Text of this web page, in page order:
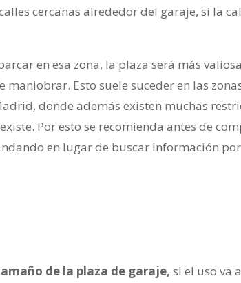
cercanas alrededor del garaje, si la
en esa zona, la plaza será más
Esto suele suceder en las
donde además existen muchas
Por esto se recomienda antes de
en lugar de buscar información
de la plaza de garaje, si el uso va